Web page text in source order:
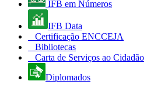
IFB em Números
IFB Data
Certificação ENCCEJA
Bibliotecas
Carta de Serviços ao Cidadão
Diplomados